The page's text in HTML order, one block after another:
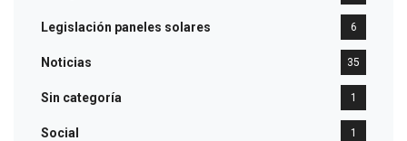
Legislación paneles solares 6
Noticias 35
Sin categoría 1
Social 1